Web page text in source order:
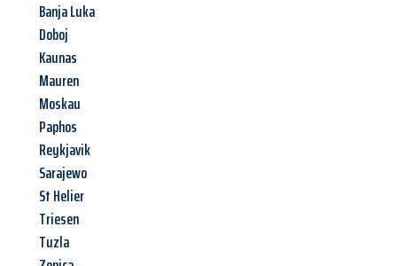
Banja Luka
Doboj
Kaunas
Mauren
Moskau
Paphos
Reykjavik
Sarajewo
St Helier
Triesen
Tuzla